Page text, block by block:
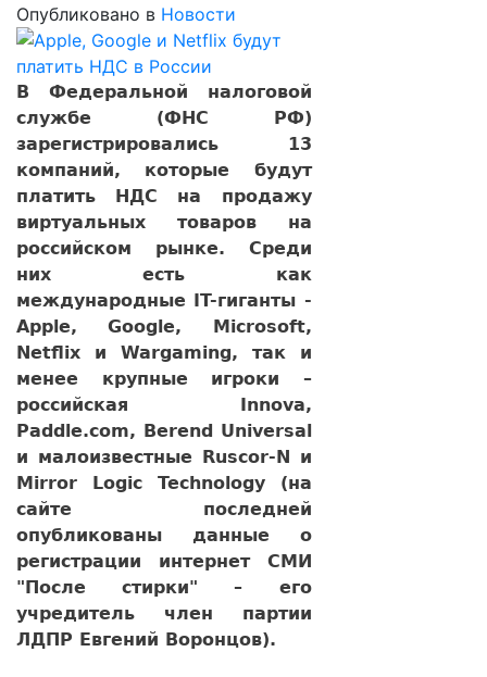
Опубликовано в Новости
В Федеральной налоговой
службе (ФНС РФ)
зарегистрировались 13
компаний, которые будут
платить НДС на продажу
виртуальных товаров на
российском рынке. Среди
них есть как
международные IT-гиганты -
Apple, Google, Microsoft,
Netflix и Wargaming, так и
менее крупные игроки –
российская Innova,
Paddle.com, Berend Universal
и малоизвестные Ruscor-N и
Mirror Logic Technology (на
сайте последней
опубликованы данные о
регистрации интернет СМИ
"После стирки" – его
учредитель член партии
ЛДПР Евгений Воронцов).